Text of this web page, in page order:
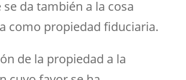
se da también a la cosa
como propiedad fiduciaria.
de la propiedad a la